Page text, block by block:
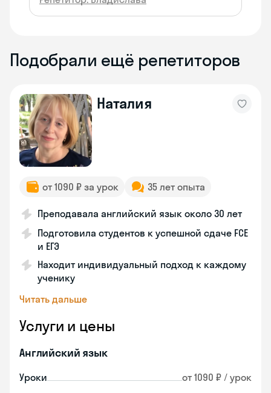
Подобрали ещё репетиторов
Наталия
от 1090 ₽ за урок 35 лет опыта
Преподавала английский язык около 30 лет
Подготовила студентов к успешной сдаче FCE
и ЕГЭ
Находит индивидуальный подход к каждому
ученику
Читать дальше
Услуги и цены
Английский язык
Уроки от 1090 ₽ / урок